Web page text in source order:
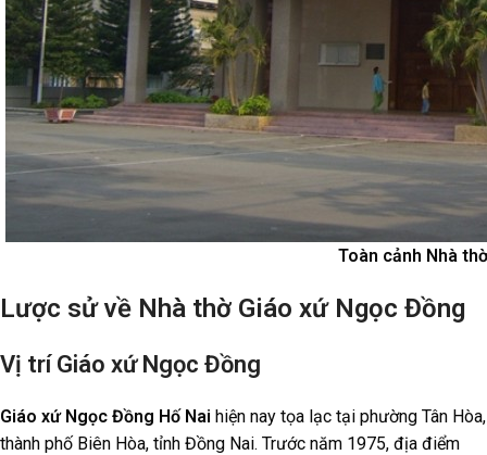
Toàn cảnh Nhà
Lược sử về Nhà thờ Giáo xứ Ngọc Đồng
Vị trí Giáo xứ Ngọc Đồng
Giáo xứ Ngọc Đồng Hố Nai hiện nay tọa lạc tại phường Tân Hòa,
thành phố Biên Hòa, tỉnh Đồng Nai. Trước năm 1975, địa điểm